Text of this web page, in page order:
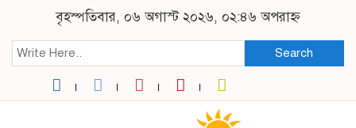
বৃহস্পতিবার, ০৬ অগাস্ট ২০২৬, ০২:৪৬ অপরাহ্ন
Search